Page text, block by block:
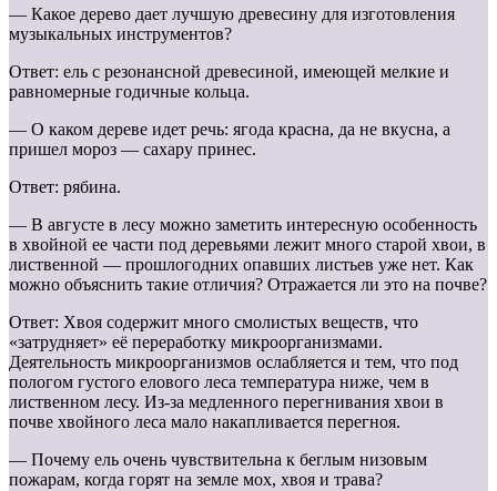
— Какое дерево дает лучшую древесину для изготовления
музыкальных инструментов?
Ответ: ель с резонансной древесиной, имеющей мелкие и
равномерные годичные кольца.
— О каком дереве идет речь: ягода красна, да не вкусна, а
пришел мороз — сахару принес.
Ответ: рябина.
— В августе в лесу можно заметить интересную особенность
в хвойной ее части под деревьями лежит много старой хвои, в
лиственной — прошлогодних опавших листьев уже нет. Как
можно объяснить такие отличия? Отражается ли это на почве?
Ответ: Хвоя содержит много смолистых веществ, что
«затрудняет» её переработку микроорганизмами.
Деятельность микроорганизмов ослабляется и тем, что под
пологом густого елового леса температура ниже, чем в
лиственном лесу. Из-за медленного перегнивания хвои в
почве хвойного леса мало накапливается перегноя.
— Почему ель очень чувствительна к беглым низовым
пожарам, когда горят на земле мох, хвоя и трава?